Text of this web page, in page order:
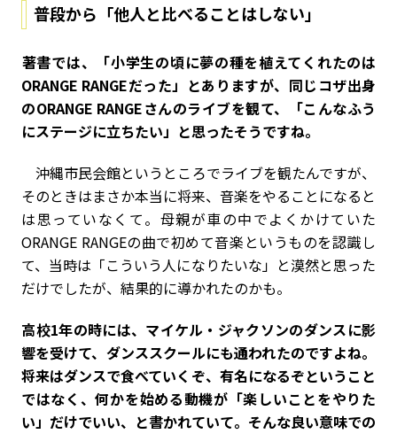
普段から「他人と比べることはしない」
――著書では、「小学生の頃に夢の種を植えてくれたのは
ORANGE RANGEだった」とありますが、同じコザ出身
のORANGE RANGEさんのライブを観て、「こんなふう
にステージに立ちたい」と思ったそうですね。
沖縄市民会館というところでライブを観たんですが、
そのときはまさか本当に将来、音楽をやることになると
は思っていなくて。母親が車の中でよくかけていた
ORANGE RANGEの曲で初めて音楽というものを認識し
て、当時は「こういう人になりたいな」と漠然と思った
だけでしたが、結果的に導かれたのかも。
――高校1年の時には、マイケル・ジャクソンのダンスに影
響を受けて、ダンススクールにも通われたのですよね。
将来はダンスで食べていくぞ、有名になるぞということ
ではなく、何かを始める動機が「楽しいことをやりた
い」だけでいい、と書かれていて。そんな良い意味での